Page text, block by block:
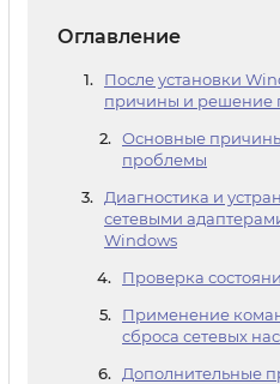
Оглавление
После установки
причины и решение
Основные
проблемы
Диагностика и
сетевыми
Windows
Проверка
Применение
сброса сетевых
Дополнительные